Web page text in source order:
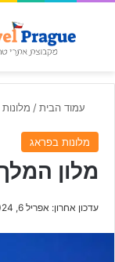
חפש עבור
עמוד הבית/
מלונות בפראג
מלון
עדכון אחרון: אפריל 6, 2024